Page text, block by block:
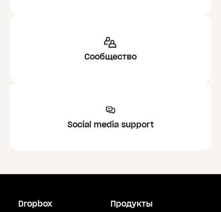
Сообщество
Social media support
Dropbox Продукты